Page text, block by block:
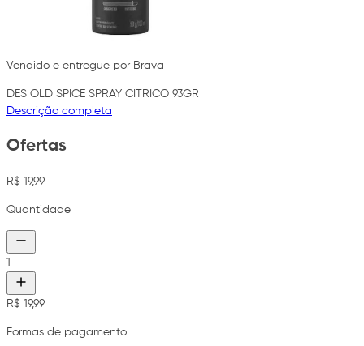
Vendido e entregue por Brava
DES OLD SPICE SPRAY CITRICO 93GR
Descrição completa
Ofertas
R$ 19,99
Quantidade
1
R$ 19,99
Formas de pagamento